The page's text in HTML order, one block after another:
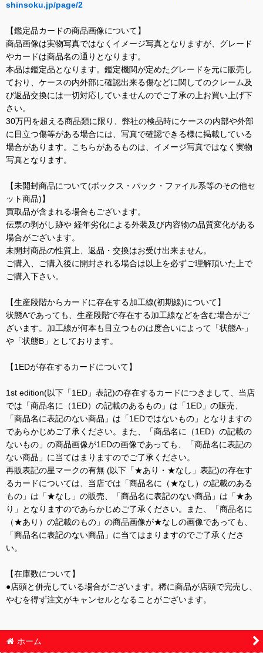
shinsoku.jp/page/2
【鑑定品カードの商品画像について】
商品画像は実物写真ではなくイメージ写真となりますが、グレード
やカードは商品名の通りとなります。
本品は鑑定品となります。鑑定機関が定めたグレードを元に販売し
ており、ケースの内外部に確認出来る傷などに関してのクレーム及
び返品交換には一切対応していませんのでご了承の上お買い上げ下
さい。
30万円を超える商品類に限り、弊社の検品時にケースの内部や外部
に目立つ傷等がある場合には、写真で確認できる様に掲載している
場合があります。こちらがあるものは、イメージ写真ではなく実物
写真となります。
【未開封商品について(ボックス・パック・ファイル系等のその他セ
ット商品)】
買取品が含まれる場合もございます。
伝票の剥がし跡や 経年劣化による外装及び内容物の品質変化がある
場合がございます。
未開封商品の性質上、返品・交換はお受け出来ません。
ご購入、ご購入後に開封される場合は以上を必ずご理解頂いた上で
ご購入下さい。
【生産段階からカードに存在する加工線(初期線)について】
状態Aであっても、生産段階で存在する加工線などを含む場合がご
ざいます。加工線が何本も目立つものは度合いによって「状態A-」
や「状態B」としております。
【1EDが存在するカードについて】
1st edition(以下「1ED」表記)の存在するカードにつきまして、当店
では「商品名に（1ED）の記載のあるもの」は「1ED」の販売、
「商品名に表記のない商品」は「1EDではないもの」となりますの
であらかじめご了承ください。また、「商品名に（1ED）の記載の
ないもの」の商品画像が1EDの画像であっても、「商品名に表記の
ない商品」に当てはまりますのでご了承ください。
再販表記の星マークの有無 (以下「★あり・★なし」表記)の存在す
るカードについては、当店では「商品名に（★なし）の記載のある
もの」は「★なし」の販売、「商品名に表記のない商品」は「★あ
り」となりますのであらかじめご了承ください。また、「商品名に
（★あり）の記載のもの」の商品画像が★なしの画像であっても、
「商品名に表記のない商品」に当てはまりますのでご了承くださ
い。
【在庫数について】
●店頭と併売している場合がございます。稀に商品が店頭で完売し、
やむを得ず注文がキャンセルとなることがございます。
ホーム